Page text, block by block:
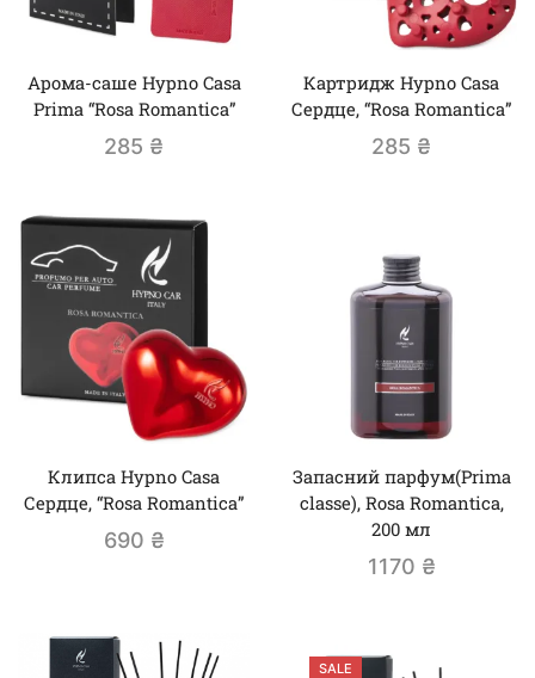
Арома-саше Hypno Casa
Prima “Rosa Romantica”
285 ₴
Картридж Hypno Casa
Сердце, “Rosa Romantica”
285 ₴
Клипса Hypno Casa
Сердце, “Rosa Romantica”
690 ₴
Запасний парфум(Prima
classe), Rosa Romantica,
200 мл
1170 ₴
SALE